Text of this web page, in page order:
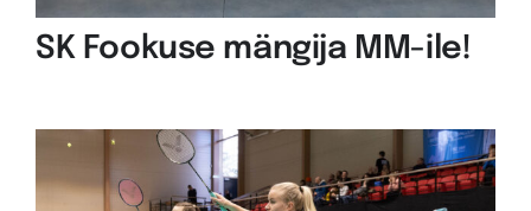
SK Fookuse mängija MM-ile!